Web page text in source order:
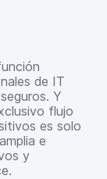
de IT
Y
flujo
es solo
e
y